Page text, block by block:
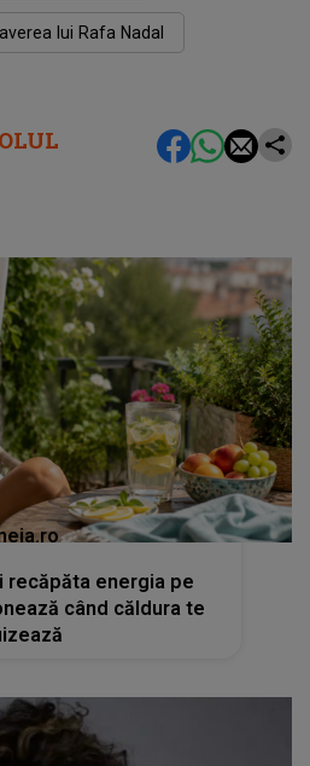
averea lui Rafa Nadal
recăpăta energia pe
când căldura te